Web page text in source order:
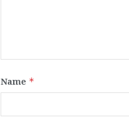
Name *